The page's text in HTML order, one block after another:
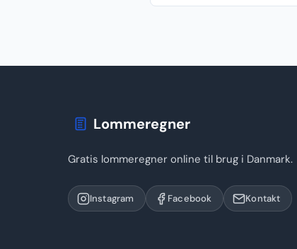
Lommeregner
Gratis lommeregner online til brug i Danmark.
Instagram Facebook Kontakt